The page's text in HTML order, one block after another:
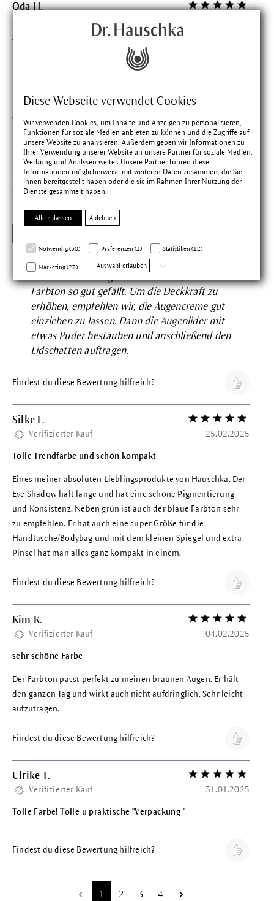
Diese Webseite verwendet Cookies
Wir verwenden Cookies, um Inhalte und Anzeigen zu personalisieren,
Funktionen für soziale Medien anbieten zu können und die Zugriffe auf
unsere Website zu analysieren. Außerdem geben wir Informationen zu
Ihrer Verwendung unserer Website an unsere Partner für soziale Medien,
Werbung und Analysen weiter. Unsere Partner führen diese
Informationen möglicherweise mit weiteren Daten zusammen, die Sie
ihnen bereitgestellt haben oder die sie im Rahmen Ihrer Nutzung der
Dienste gesammelt haben.
Alle zulassen Ablehnen
Notwendig (30) Präferenzen (1) Statistiken (12)
Marketing (27) Auswahl erlauben
Oda H. Bewertung mit 5
Wunderbar
Tolle Farbe und Schimmer, gut anzuwenden, langer Halt.
Findest du diese Bewertung hilfreich?
Uta G. Bewertung mit 3
Verifizierter Kauf 17.05.2025
Schöne Farbe
Schöner, leuchtender Grünton. Hält leider nicht den ganzen
Tag und verblasst.
Vielen Dank für die Abgabe Deiner
Produktbewertung. Wir freuen uns, dass Dir der
Farbton so gut gefällt. Um die Deckkraft zu
erhöhen, empfehlen wir, die Augencreme gut
einziehen zu lassen. Dann die Augenlider mit
etwas Puder bestäuben und anschließend den
Lidschatten auftragen.
Findest du diese Bewertung hilfreich?
Silke L. Bewertung mit 5
Verifizierter Kauf 25.02.2025
Tolle Trendfarbe und schön kompakt
Eines meiner absoluten Lieblingsprodukte von Hauschka. Der
Eye Shadow hält lange und hat eine schöne Pigmentierung
und Konsistenz. Neben grün ist auch der blaue Farbton sehr
zu empfehlen. Er hat auch eine super Größe für die
Handtasche/Bodybag und mit dem kleinen Spiegel und extra
Pinsel hat man alles ganz kompakt in einem.
Findest du diese Bewertung hilfreich?
Kim K. Bewertung mit 5
Verifizierter Kauf 04.02.2025
sehr schöne Farbe
Der Farbton passt perfekt zu meinen braunen Augen. Er hält
den ganzen Tag und wirkt auch nicht aufdringlich. Sehr leicht
aufzutragen.
Findest du diese Bewertung hilfreich?
Ulrike T. Bewertung mit 5
Verifizierter Kauf 31.01.2025
Tolle Farbe! Tolle u praktische "Verpackung "
Findest du diese Bewertung hilfreich?
Seite
1 Seite
2 Seite
3 Seite
4